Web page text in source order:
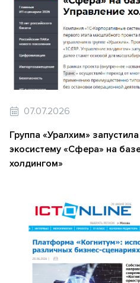
07.07.2026
Группа «Уралхим»
экосистему «Сфера» на
холдингом»